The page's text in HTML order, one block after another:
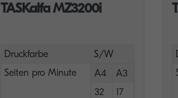
TASKalfa MZ3200i
Druckfarbe
S/W
Seiten pro Minute
A4
A3
32
17